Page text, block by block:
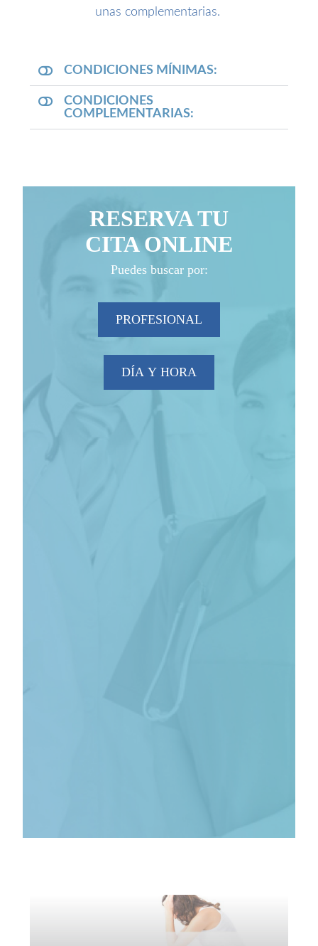
unas complementarias.
CONDICIONES MÍNIMAS:
CONDICIONES
COMPLEMENTARIAS:
RESERVA TU
CITA ONLINE
Puedes buscar por:
PROFESIONAL
DÍA Y HORA